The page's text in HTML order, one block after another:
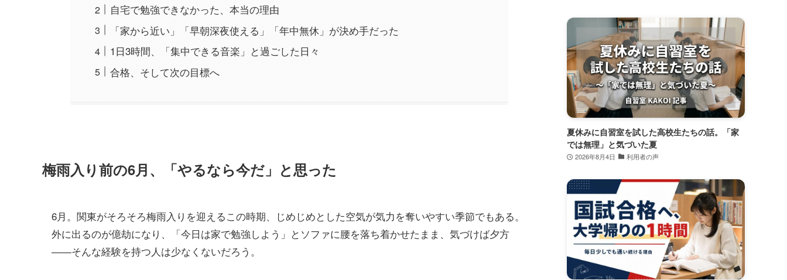
自宅で勉強できなかった、本当の理由
「家から近い」「早朝深夜使える」「年中無休」が決め手だった
1日3時間、「集中できる音楽」と過ごした日々
合格、そして次の目標へ
梅雨入り前の6月、「やるなら今だ」と思った
6月。関東がそろそろ梅雨入りを迎えるこの時期、じめじめとした空気が気力を奪いやすい季節でもある。
外に出るのが億劫になり、「今日は家で勉強しよう」とソファに腰を落ち着かせたまま、気づけば夕方
――そんな経験を持つ人は少なくないだろう。
夏休みに自習室を試した高校生たちの話。「家
では無理」と気づいた夏
2026年8月4日 利用者の声